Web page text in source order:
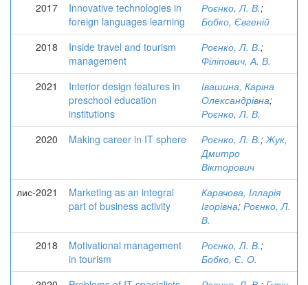
2017
Innovative technologies in
foreign languages learning
Роєнко, Л. В.;
Бобко, Євгеній
2018
Inside travel and tourism
management
Роєнко, Л. В.;
Філіпович, А. В.
2021
Interior design features in
preschool education
institutions
Івашина, Каріна
Олександрівна;
Роєнко, Л. В.
2020
Making career in IT sphere Роєнко, Л. В.;Жук,
Дмитро
Вікторович
лис-2021
Marketing as an integral
part of business activity
Карачова, Ілларія
Ігорівна; Роєнко, Л.
В.
2018
Motivational management
in tourism
Роєнко, Л. В.;
Бобко, Є. О.